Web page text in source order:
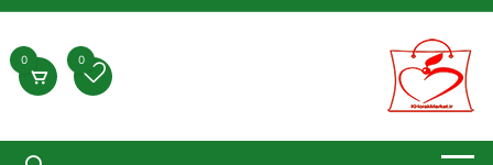
رد
محتوا
0
0